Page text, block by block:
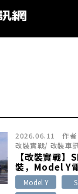
2026.06.11 作者
改裝實戰/ 改裝車
【改裝實戰】
裝，Model Y
Model Y